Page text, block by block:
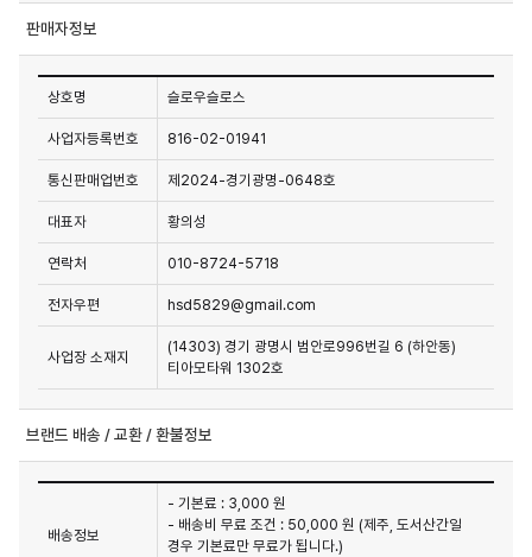
판매자정보
상호명 슬로우슬로스
사업자등록번호 816-02-01941
통신판매업번호 제2024-경기광명-0648호
대표자 황의성
연락처 010-8724-5718
전자우편 hsd5829@gmail.com
사업장 소재지
(14303) 경기 광명시 범안로996번길 6 (하안동)
티아모타워 1302호
브랜드 배송 / 교환 / 환불정보
배송정보
- 기본료 : 3,000 원
- 배송비 무료 조건 : 50,000 원 (제주, 도서산간일
경우 기본료만 무료가 됩니다.)